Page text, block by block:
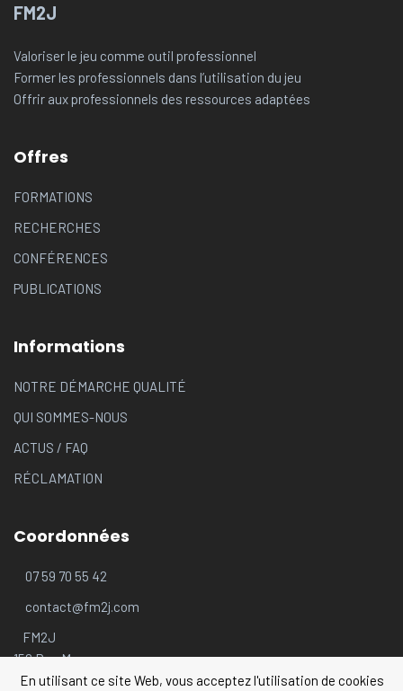
En utilisant ce site Web, vous acceptez l'utilisation de cookies
FM2J
Valoriser le jeu comme outil professionnel
Former les professionnels dans l’utilisation du jeu
Offrir aux professionnels des ressources adaptées
Offres
FORMATIONS
RECHERCHES
CONFÉRENCES
PUBLICATIONS
Informations
NOTRE DÉMARCHE QUALITÉ
QUI SOMMES-NOUS
ACTUS / FAQ
RÉCLAMATION
Coordonnées
07 59 70 55 42
contact@fm2j.com
FM2J
156 Rue Moncey
69003 LYON